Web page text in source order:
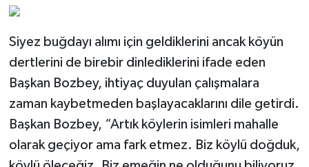
Siyez buğdayı alımı için geldiklerini ancak köyün
dertlerini de birebir dinlediklerini ifade eden
Başkan Bozbey, ihtiyaç duyulan çalışmalara
zaman kaybetmeden başlayacaklarını dile getirdi.
Başkan Bozbey, “Artık köylerin isimleri mahalle
olarak geçiyor ama fark etmez. Biz köylü doğduk,